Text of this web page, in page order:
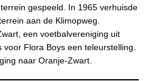
gespeeld. In 1965 verhuisde
aan de Klimopweg.
een voetbalvereniging uit
Flora Boys een teleurstelling.
naar Oranje-Zwart.